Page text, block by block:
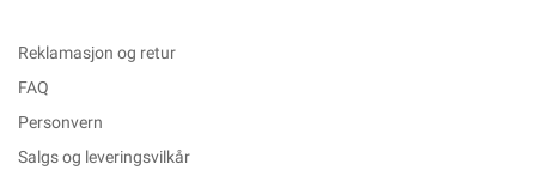
Reklamasjon og retur
FAQ
Personvern
Salgs og leveringsvilkår